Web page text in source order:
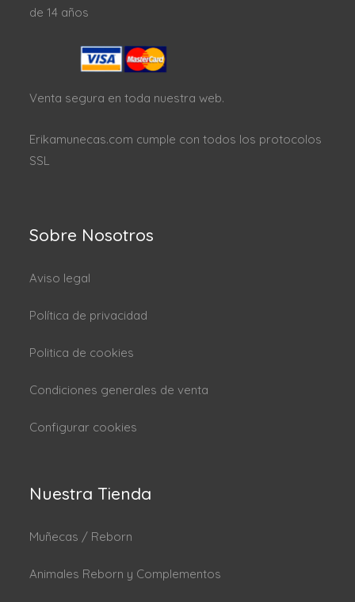
de 14 años
Venta segura en toda nuestra web.
Erikamunecas.com cumple con todos los protocolos
SSL
Sobre Nosotros
Aviso legal
Política de privacidad
Politica de cookies
Condiciones generales de venta
Configurar cookies
Nuestra Tienda
Muñecas / Reborn
Animales Reborn y Complementos